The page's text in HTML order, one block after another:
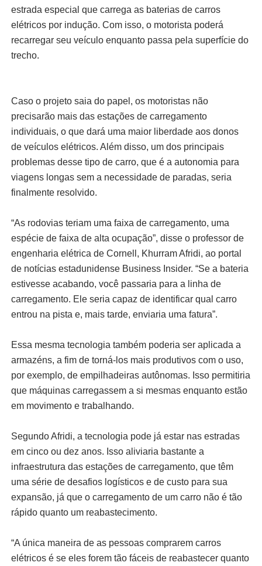
estrada especial que carrega as baterias de carros
elétricos por indução. Com isso, o motorista poderá
recarregar seu veículo enquanto passa pela superfície do
trecho.
Caso o projeto saia do papel, os motoristas não
precisarão mais das estações de carregamento
individuais, o que dará uma maior liberdade aos donos
de veículos elétricos. Além disso, um dos principais
problemas desse tipo de carro, que é a autonomia para
viagens longas sem a necessidade de paradas, seria
finalmente resolvido.
“As rodovias teriam uma faixa de carregamento, uma
espécie de faixa de alta ocupação”, disse o professor de
engenharia elétrica de Cornell, Khurram Afridi, ao portal
de notícias estadunidense Business Insider. “Se a bateria
estivesse acabando, você passaria para a linha de
carregamento. Ele seria capaz de identificar qual carro
entrou na pista e, mais tarde, enviaria uma fatura”.
Essa mesma tecnologia também poderia ser aplicada a
armazéns, a fim de torná-los mais produtivos com o uso,
por exemplo, de empilhadeiras autônomas. Isso permitiria
que máquinas carregassem a si mesmas enquanto estão
em movimento e trabalhando.
Segundo Afridi, a tecnologia pode já estar nas estradas
em cinco ou dez anos. Isso aliviaria bastante a
infraestrutura das estações de carregamento, que têm
uma série de desafios logísticos e de custo para sua
expansão, já que o carregamento de um carro não é tão
rápido quanto um reabastecimento.
“A única maneira de as pessoas comprarem carros
elétricos é se eles forem tão fáceis de reabastecer quanto